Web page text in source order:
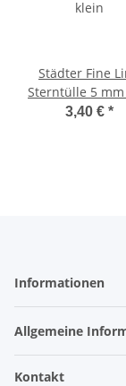
Städter Fine Line
Sterntülle 5 mm
klein
3,40 € *
Informationen
Allgemeine
Kontakt